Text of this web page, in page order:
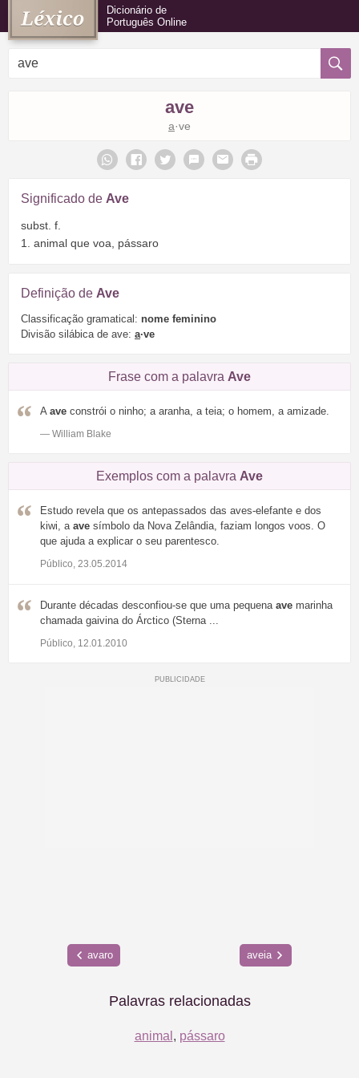
Dicionário de
Português Online
ave
a·ve
Significado de Ave
subst. f.
1. animal que voa, pássaro
Definição de Ave
Classificação gramatical: nome feminino
Divisão silábica de ave: a·ve
Frase com a palavra Ave
A ave constrói o ninho; a aranha, a teia; o homem, a amizade.
— William Blake
Exemplos com a palavra Ave
Estudo revela que os antepassados das aves-elefante e dos
kiwi, a ave símbolo da Nova Zelândia, faziam longos voos. O
que ajuda a explicar o seu parentesco.
Público, 23.05.2014
Durante décadas desconfiou-se que uma pequena ave marinha
chamada gaivina do Árctico (Sterna ...
Público, 12.01.2010
avaro aveia
Palavras relacionadas
animal , pássaro